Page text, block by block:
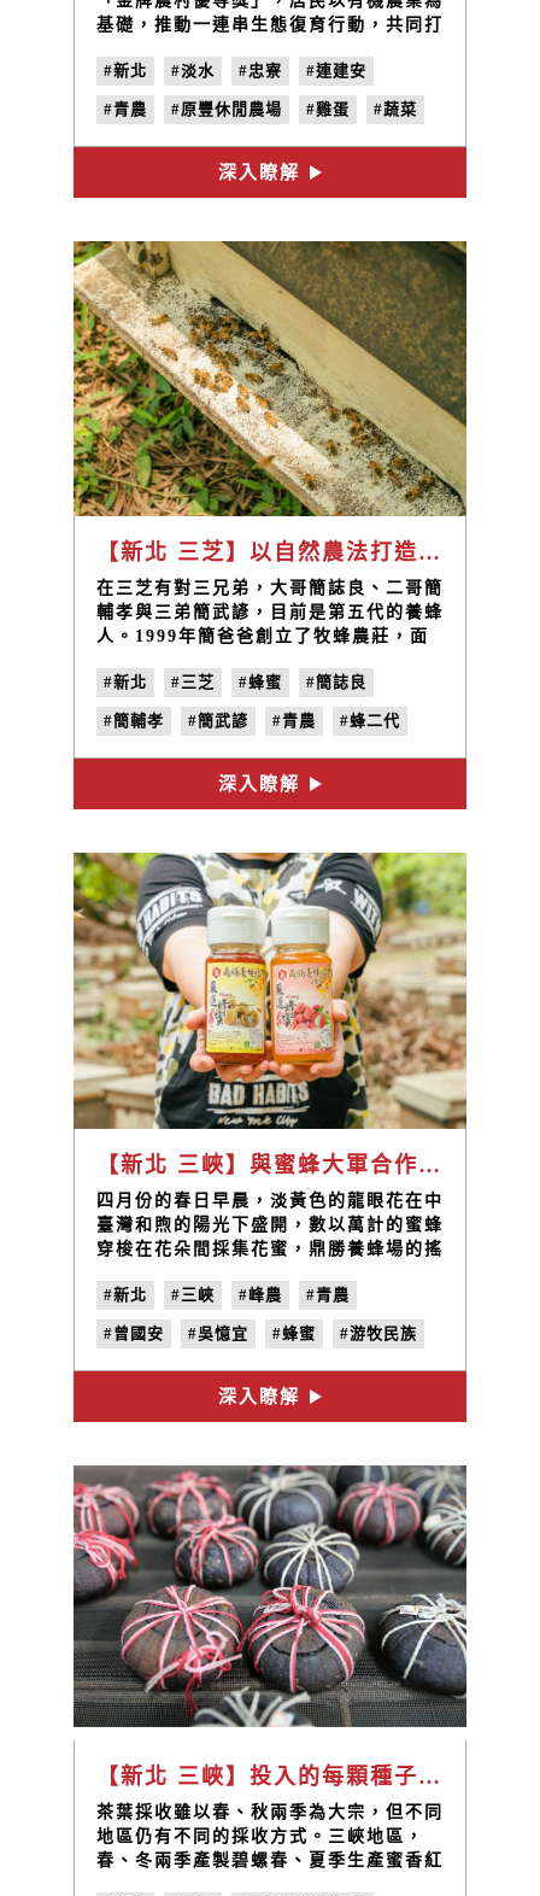
基礎，推動一連串生態復育行動，共同打
找回當地豐富多元的優質生態。原豐休閒
農場的創辦人連建安，是社區裡少數的返
鄉青農，出生在務農家庭，從小就習慣在
泥巴裡打滾，八年前父親的一場重病，成
為了他返鄉從農的契機，在社區理事長的
也能夠就近照顧家人。
#新北 #淡水 #忠寮 #連建安
#青農 #原豐休閒農場 #雞蛋 #蔬菜
#返鄉
深入瞭解
【新北 三芝】以自然農法打造綠色永續農場，創造蜂蜜行銷的新里程 / 牧蜂農莊 簡誌良、簡輔孝、簡武諺
​在三芝有對三兄弟，大哥簡誌良、二哥簡
輔孝與三弟簡武諺，目前是第五代的養蜂
人。1999年簡爸爸創立了牧蜂農莊，面
在求學階段的三兄弟，到農田裡務農及養
蜂，體驗耕作的辛勞，目前除了生產招牌
的蜂蜜之外，還有茭白筍、糙米、白米等
農產品。
#新北 #三芝 #蜂蜜 #簡誌良
#簡輔孝 #簡武諺 #青農 #蜂二代
#牧蜂農莊
深入瞭解
【新北 三峽】與蜜蜂大軍合作無間 一步一腳印 成就頂級新北好蜜 / 鼎勝養蜂場 曾國安、吳憶宜
​四月份的春日早晨，淡黃色的龍眼花在中
臺灣和煦的陽光下盛開，數以萬計的蜜蜂
穿梭在花朵間採集花蜜，鼎勝養蜂場的搖
抖蜂、掃蜂到搖蜜，八人小組透過縝密的
分工，採收出一桶桶珍貴的金黃色純蜜。
#新北 #三峽 #峰農 #青農
#曾國安 #吳憶宜 #蜂蜜 #游牧民族
深入瞭解
【新北 三峽】投入的每顆種子，都有機會成為樹苗，樹苗總會長成一片新的茶園。 / 三峽茗茶 周玉成、李秀峯
茶葉採收雖以春、秋兩季為大宗，但不同
地區仍有不同的採收方式。三峽地區，
春、冬兩季產製碧螺春、夏季生產蜜香紅